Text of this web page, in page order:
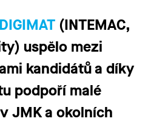
(INTEMAC,
uspělo mezi
kandidátů a díky
podpoří malé
JMK a okolních